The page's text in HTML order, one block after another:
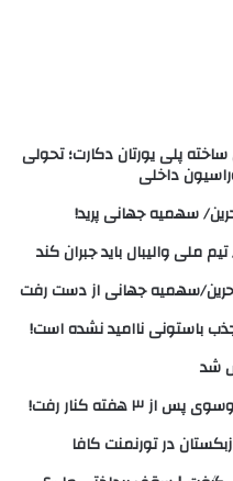
پلی یورتان دکارت؛ تحولی
داخلی
سهمیه جهانی پرید!
ملی والیبال باید جبران کند
سهمیه جهانی از دست رفت
باستونی ناامید نشده است!
شد
کنار رفت!
در تورنمنت کافا